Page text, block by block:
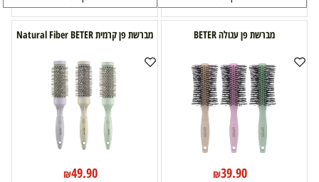
מברשת פן עגולה BETER
₪39.90
מברשת פן קרמית Natural Fiber BETER
₪49.90